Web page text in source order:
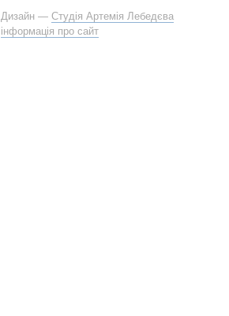
Дизайн — Студія Артемія Лебедєва
інформація про сайт